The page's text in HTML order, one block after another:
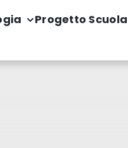
Progetto Scuola